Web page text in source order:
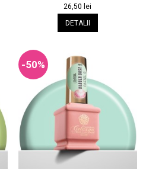
26,50 lei
DETALII
-50%